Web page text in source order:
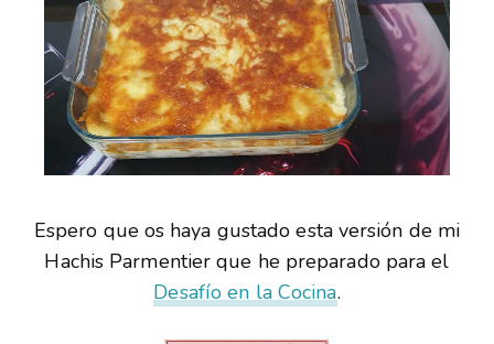
Espero que os haya gustado esta versión de mi
Hachis Parmentier que he preparado para el
Desafío en la Cocina.